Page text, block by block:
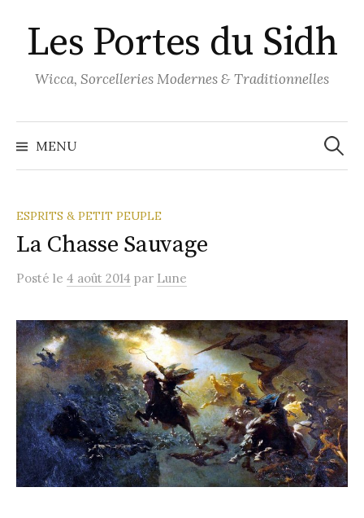
au
contenu
Les Portes du Sidh
Wicca, Sorcelleries Modernes & Traditionnelles
MENU
ESPRITS & PETIT PEUPLE
La Chasse Sauvage
Posté le 4 août 2014 par Lune